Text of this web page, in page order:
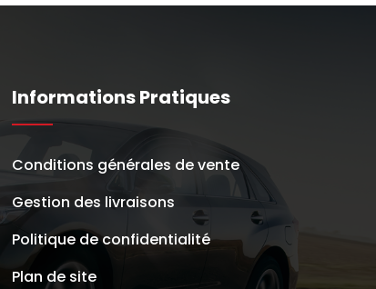
Informations Pratiques
Conditions générales de vente
Gestion des livraisons
Politique de confidentialité
Plan de site